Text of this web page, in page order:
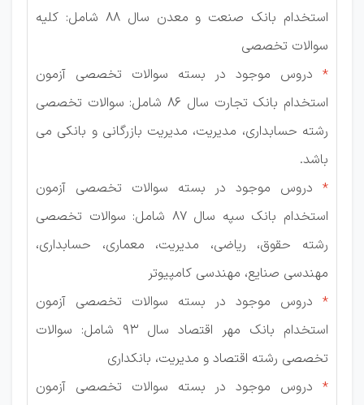
استخدام بانک صنعت و معدن سال 88 شامل: کلیه
سوالات تخصصی
* دروس موجود در بسته سوالات تخصصی آزمون
استخدام بانک تجارت سال 86 شامل: سوالات تخصصی
رشته حسابداری، مدیریت، مدیریت بازرگانی و بانکی می
باشد.
* دروس موجود در بسته سوالات تخصصی آزمون
استخدام بانک سپه سال 87 شامل: سوالات تخصصی
رشته حقوق، ریاضی، مدیریت، معماری، حسابداری،
مهندسی صنایع، مهندسی کامپیوتر
* دروس موجود در بسته سوالات تخصصی آزمون
استخدام بانک مهر اقتصاد سال 93 شامل: سوالات
تخصصی رشته اقتصاد و مدیریت، بانکداری
* دروس موجود در بسته سوالات تخصصی آزمون